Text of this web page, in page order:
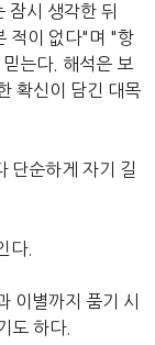
잠시 생각한 뒤
적이 없다"며 "항
는다. 해석은 보
확신이 담긴 대목
단순하게 자기 길
다.
이별까지 품기 시
도 하다.